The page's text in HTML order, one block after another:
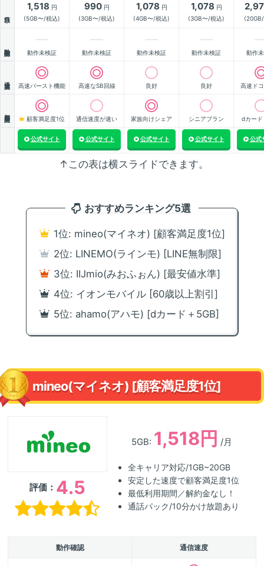
1,518 円
(5GB〜/税込)
990円
(3GB〜/税込)
1,078 円
(4GB〜/税込)
1,078 円
(3GB〜/税込)
動作未検証 動作未検証 動作未検証 動作未検証 動作
高速バースト機能 高速なSB回線 良好 良好 高速ド
顧客満足度1位 通信速度が速い 家族向けシェア シニアプラン dカード
公式サイト 公式サイト 公式サイト 公式サイト 公式
↑この表は横スライドできます。
おすすめランキング5選
1位: mineo(マイネオ) [顧客満足度1位]
2位: LINEMO(ラインモ) [LINE無制限]
3位: IIJmio(みおふぉん) [最安値水準]
4位: イオンモバイル [60歳以上割引]
5位: ahamo(アハモ) [dカード＋5GB]
mineo(マイネオ) [顧客満足度1位]
評価： 4.5
5GB: 1,518円 /月
全キャリア対応/1GB~20GB
安定した速度で顧客満足度1位
最低利用期間／解約金なし！
通話パック/10分かけ放題あり
動作確認 通信速度